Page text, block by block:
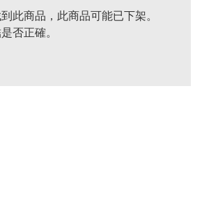
此商品，此商品可能已下架。
否正確。